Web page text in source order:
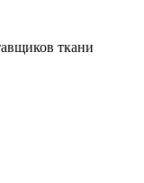
ткани